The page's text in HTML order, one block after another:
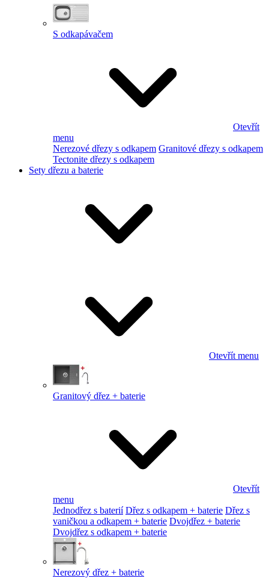
S odkapávačem
Otevřít
menu
Nerezové dřezy s odkapem Granitové dřezy s odkapem
Tectonite dřezy s odkapem
Sety dřezu a baterie
Otevřít menu
Granitový dřez + baterie
Otevřít
menu
Jednodřez s baterií Dřez s odkapem + baterie Dřez s
vaničkou a odkapem + baterie Dvojdřez + baterie
Dvojdřez s odkapem + baterie
Nerezový dřez + baterie